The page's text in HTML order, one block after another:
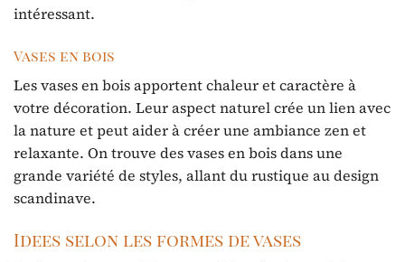
intéressant.
Vases en bois
Les vases en bois apportent chaleur et caractère à
votre décoration. Leur aspect naturel crée un lien avec
la nature et peut aider à créer une ambiance zen et
relaxante. On trouve des vases en bois dans une
grande variété de styles, allant du rustique au design
scandinave.
Idees selon les formes de vases